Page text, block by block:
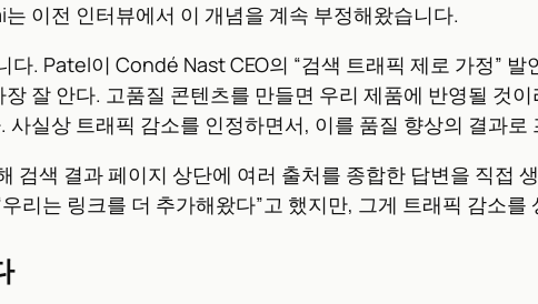
이전 인터뷰에서 이 개념을 계속 부정해왔습니다.
. Patel이 Condé Nast CEO의 “검색 트래픽 제로 가정”
잘 안다. 고품질 콘텐츠를 만들면 우리 제품에 반영될 것
사실상 트래픽 감소를 인정하면서, 이를 품질 향상의 결과로
검색 결과 페이지 상단에 여러 출처를 종합한 답변을 직접
리는 링크를 더 추가해왔다”고 했지만, 그게 트래픽 감소